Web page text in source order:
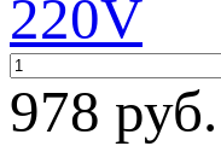
220V
978 руб.